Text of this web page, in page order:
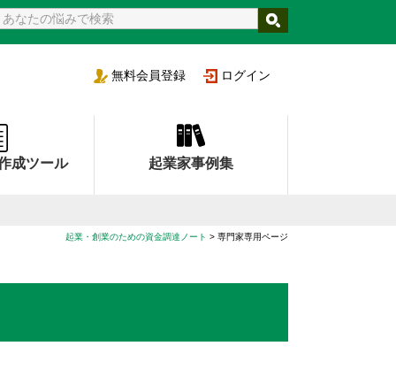
ログイン
無料会員登録
成ツール 起業家事例集
起業・創業のための資金調達ノート > 専門家専用ページ